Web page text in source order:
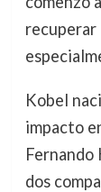
recuperar
Kobel
impacto
dos